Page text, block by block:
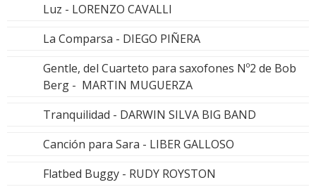
Luz - LORENZO CAVALLI
La Comparsa - DIEGO PIÑERA
Gentle, del Cuarteto para saxofones Nº2 de Bob
Berg - MARTIN MUGUERZA
Tranquilidad - DARWIN SILVA BIG BAND
Canción para Sara - LIBER GALLOSO
Flatbed Buggy - RUDY ROYSTON